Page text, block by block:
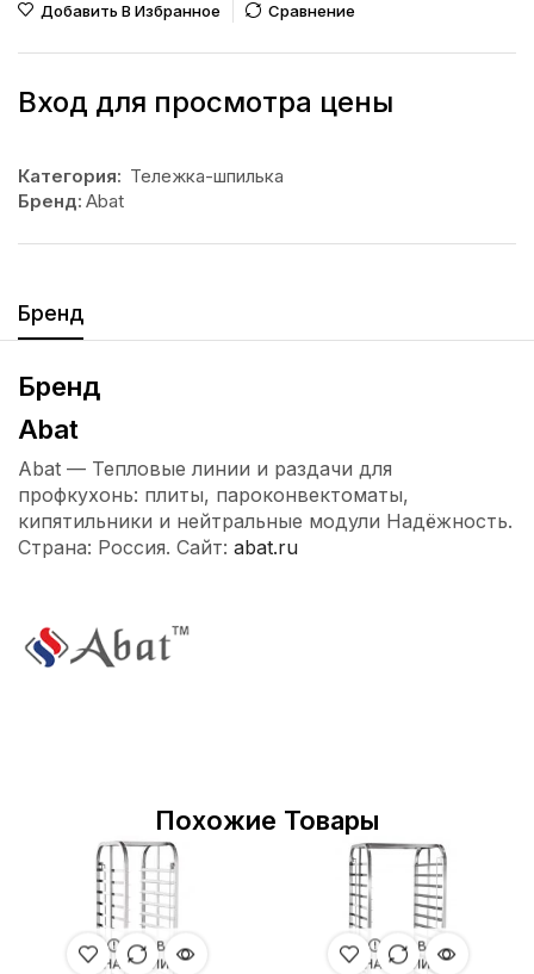
Добавить В Избранное Сравнение
Вход для просмотра цены
Категория: Тележка-шпилька
Бренд: Abat
Бренд
Бренд
Abat
Abat — Тепловые линии и раздачи для
профкухонь: плиты, пароконвектоматы,
кипятильники и нейтральные модули Надёжность.
Страна: Россия. Сайт: abat.ru
Похожие Товары
НЕТ В
НАЛИЧИИ
НЕТ В
НАЛИЧИИ